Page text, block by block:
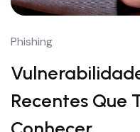
Phishing
Recentes Que